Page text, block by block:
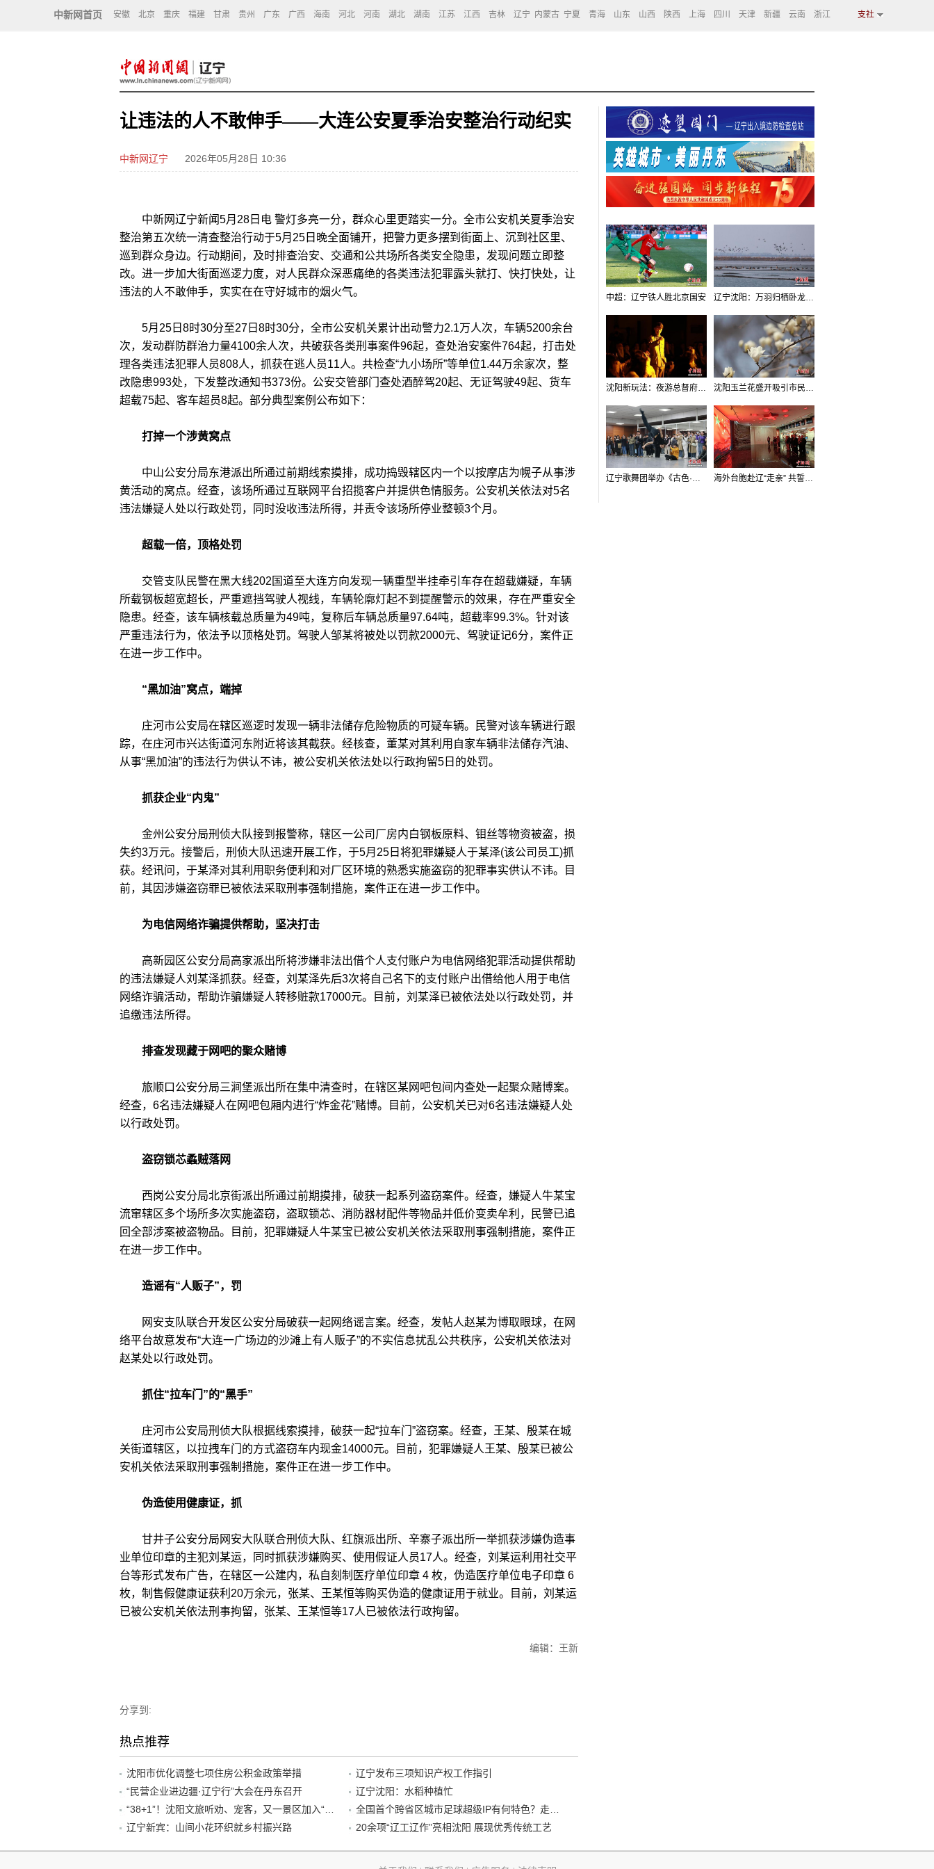
中新网首页 安徽 北京 重庆 福建 甘肃 贵州 广东 广西 海南 河北 河南 湖北 湖南 江苏 江西 吉林 辽宁 内蒙古 宁夏 青海 山东 山西 陕西 上海 四川 天津 新疆 云南 浙江 支社
让违法的人不敢伸手——大连公安夏季治安整治行动纪实
中新网辽宁 2026年05月28日 10:36
中新网辽宁新闻5月28日电 警灯多亮一分，群众心里更踏实一分。全市公安机关夏季治安
整治第五次统一清查整治行动于5月25日晚全面铺开，把警力更多摆到街面上、沉到社区里、
巡到群众身边。行动期间，及时排查治安、交通和公共场所各类安全隐患，发现问题立即整
改。进一步加大街面巡逻力度，对人民群众深恶痛绝的各类违法犯罪露头就打、快打快处，让
违法的人不敢伸手，实实在在守好城市的烟火气。
5月25日8时30分至27日8时30分，全市公安机关累计出动警力2.1万人次，车辆5200余台
次，发动群防群治力量4100余人次，共破获各类刑事案件96起，查处治安案件764起，打击处
理各类违法犯罪人员808人，抓获在逃人员11人。共检查“九小场所”等单位1.44万余家次，整
改隐患993处，下发整改通知书373份。公安交管部门查处酒醉驾20起、无证驾驶49起、货车
超载75起、客车超员8起。部分典型案例公布如下：
打掉一个涉黄窝点
中山公安分局东港派出所通过前期线索摸排，成功捣毁辖区内一个以按摩店为幌子从事涉
黄活动的窝点。经查，该场所通过互联网平台招揽客户并提供色情服务。公安机关依法对5名
违法嫌疑人处以行政处罚，同时没收违法所得，并责令该场所停业整顿3个月。
超载一倍，顶格处罚
交管支队民警在黑大线202国道至大连方向发现一辆重型半挂牵引车存在超载嫌疑，车辆
所载钢板超宽超长，严重遮挡驾驶人视线，车辆轮廓灯起不到提醒警示的效果，存在严重安全
隐患。经查，该车辆核载总质量为49吨，复称后车辆总质量97.64吨，超载率99.3%。针对该
严重违法行为，依法予以顶格处罚。驾驶人邹某将被处以罚款2000元、驾驶证记6分，案件正
在进一步工作中。
“黑加油”窝点，端掉
庄河市公安局在辖区巡逻时发现一辆非法储存危险物质的可疑车辆。民警对该车辆进行跟
踪，在庄河市兴达街道河东附近将该其截获。经核查，董某对其利用自家车辆非法储存汽油、
从事“黑加油”的违法行为供认不讳，被公安机关依法处以行政拘留5日的处罚。
抓获企业“内鬼”
金州公安分局刑侦大队接到报警称，辖区一公司厂房内白钢板原料、钼丝等物资被盗，损
失约3万元。接警后，刑侦大队迅速开展工作，于5月25日将犯罪嫌疑人于某泽(该公司员工)抓
获。经讯问，于某泽对其利用职务便利和对厂区环境的熟悉实施盗窃的犯罪事实供认不讳。目
前，其因涉嫌盗窃罪已被依法采取刑事强制措施，案件正在进一步工作中。
为电信网络诈骗提供帮助，坚决打击
高新园区公安分局高家派出所将涉嫌非法出借个人支付账户为电信网络犯罪活动提供帮助
的违法嫌疑人刘某泽抓获。经查，刘某泽先后3次将自己名下的支付账户出借给他人用于电信
网络诈骗活动，帮助诈骗嫌疑人转移赃款17000元。目前，刘某泽已被依法处以行政处罚，并
追缴违法所得。
排查发现藏于网吧的聚众赌博
旅顺口公安分局三涧堡派出所在集中清查时，在辖区某网吧包间内查处一起聚众赌博案。
经查，6名违法嫌疑人在网吧包厢内进行“炸金花”赌博。目前，公安机关已对6名违法嫌疑人处
以行政处罚。
盗窃锁芯蟊贼落网
西岗公安分局北京街派出所通过前期摸排，破获一起系列盗窃案件。经查，嫌疑人牛某宝
流窜辖区多个场所多次实施盗窃，盗取锁芯、消防器材配件等物品并低价变卖牟利，民警已追
回全部涉案被盗物品。目前，犯罪嫌疑人牛某宝已被公安机关依法采取刑事强制措施，案件正
在进一步工作中。
造谣有“人贩子”，罚
网安支队联合开发区公安分局破获一起网络谣言案。经查，发帖人赵某为博取眼球，在网
络平台故意发布“大连一广场边的沙滩上有人贩子”的不实信息扰乱公共秩序，公安机关依法对
赵某处以行政处罚。
抓住“拉车门”的“黑手”
庄河市公安局刑侦大队根据线索摸排，破获一起“拉车门”盗窃案。经查，王某、殷某在城
关街道辖区，以拉拽车门的方式盗窃车内现金14000元。目前，犯罪嫌疑人王某、殷某已被公
安机关依法采取刑事强制措施，案件正在进一步工作中。
伪造使用健康证，抓
甘井子公安分局网安大队联合刑侦大队、红旗派出所、辛寨子派出所一举抓获涉嫌伪造事
业单位印章的主犯刘某运，同时抓获涉嫌购买、使用假证人员17人。经查，刘某运利用社交平
台等形式发布广告，在辖区一公建内，私自刻制医疗单位印章 4 枚，伪造医疗单位电子印章 6
枚，制售假健康证获利20万余元，张某、王某恒等购买伪造的健康证用于就业。目前，刘某运
已被公安机关依法刑事拘留，张某、王某恒等17人已被依法行政拘留。
编辑：王新
分享到:
热点推荐
沈阳市优化调整七项住房公积金政策举措
辽宁发布三项知识产权工作指引
“民营企业进边疆·辽宁行”大会在丹东召开
辽宁沈阳：水稻种植忙
辽宁新宾：山间小花环织就乡村振兴路
20余项“辽工辽作”亮相沈阳 展现优秀传统工艺
中超：辽宁铁人胜北京国安 辽宁沈阳：万羽归栖卧龙湖看群鸟齐飞
沈阳新玩法：夜游总督府，当一回“赴宴者” 沈阳玉兰花盛开吸引市民打卡
辽宁歌舞团举办《古色·国宝辽宁》排练开放日活动 海外台胞赴辽“走亲” 共誓“和平初心”